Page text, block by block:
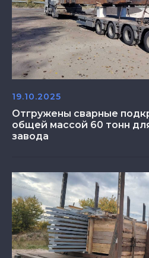
19.10.2025
Отгружены сварные
общей массой 60 тонн
завода